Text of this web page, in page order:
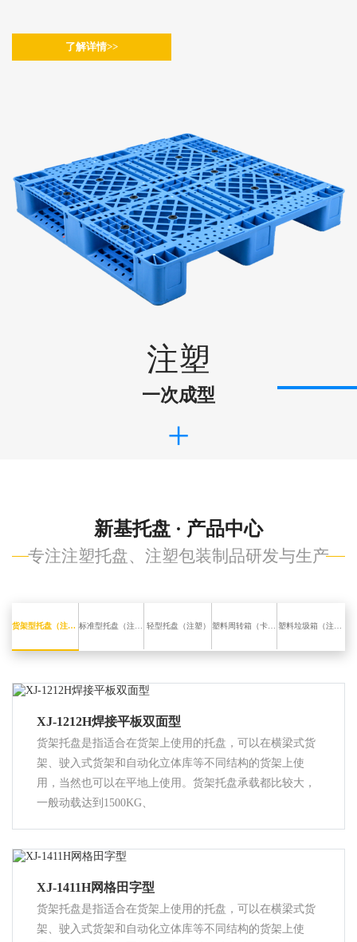
了解详情>>
注塑
一次成型
+
新基托盘 · 产品中心
专注注塑托盘、注塑包装制品研发与生产
货架型托盘（注塑） 标准型托盘（注塑） 轻型托盘（注塑） 塑料周转箱（卡板箱） 塑料垃圾箱（注塑）
XJ-1212H焊接平板双面型
货架托盘是指适合在货架上使用的托盘，可以在横梁式货
架、驶入式货架和自动化立体库等不同结构的货架上使
用，当然也可以在平地上使用。货架托盘承载都比较大，
一般动载达到1500KG、
XJ-1411H网格田字型
货架托盘是指适合在货架上使用的托盘，可以在横梁式货
架、驶入式货架和自动化立体库等不同结构的货架上使